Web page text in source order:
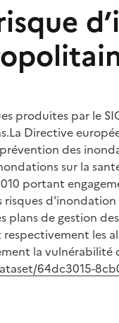
produites par le
Directive
des
sur la
portant
risques
plans de gestion
les
la
64dc3015-